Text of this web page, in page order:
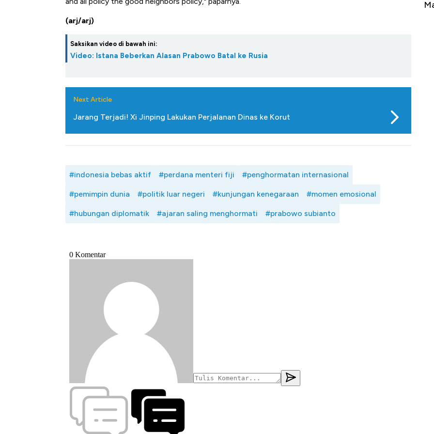
(arj/arj)
Saksikan video di bawah ini:
Video: Istana Beberkan Alasan Prabowo Batal ke Rusia
Next Article
Jarang Terjadi! Xi Jinping Lakukan Perjalanan Dinas ke Korut
#indonesia bebas aktif #perdana menteri fiji #penghormatan internasional
#pemimpin dunia #politik luar negeri #kunjungan kenegaraan #momen emosional
#hubungan diplomatik #ajaran saling menghormati #prabowo subianto
Tembaga Terbang ke Zona Berbahaya